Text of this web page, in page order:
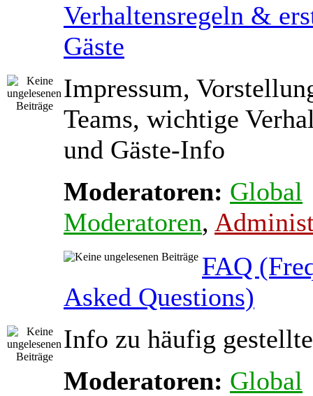
Verhaltensregeln &
Gäste
Impressum,
Teams, wichtige
und Gäste-Info
Moderatoren: Global
Moderatoren,
FAQ
Asked Questions)
Info zu häufig
Moderatoren: Global